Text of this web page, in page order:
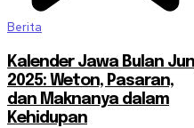
Berita
Kalender Jawa Bulan
2025: Weton, Pasaran,
dan Maknanya dalam
Kehidupan